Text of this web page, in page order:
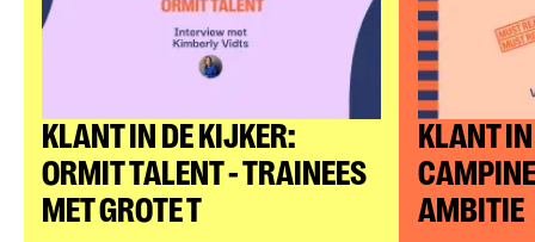
KLANT IN DE KIJKER:
ORMIT TALENT - TRAINEES
MET GROTE T
KLANT
AMBITIE